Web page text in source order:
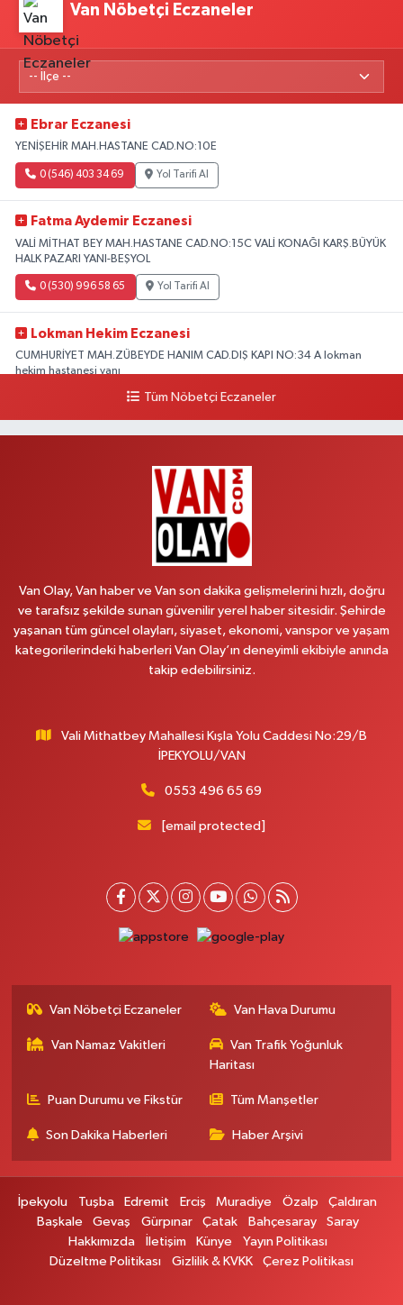
Van Nöbetçi Eczaneler
Ebrar Eczanesi
YENİŞEHİR MAH.HASTANE CAD.NO:10E
0 (546) 403 34 69 Yol Tarifi Al
Fatma Aydemir Eczanesi
VALİ MİTHAT BEY MAH.HASTANE CAD.NO:15C VALİ KONAĞI KARŞ.BÜYÜK
HALK PAZARI YANI-BEŞYOL
0 (530) 996 58 65 Yol Tarifi Al
Lokman Hekim Eczanesi
CUMHURİYET MAH.ZÜBEYDE HANIM CAD.DIŞ KAPI NO:34 A lokman
hekim hastanesi yanı
Yol Tarifi Al
Vanyolu Caddesi Yeni Diş Hastanesi Yanı NO:102F
Yol Tarifi Al
CUMHURİYET MAH.KONAK SK.NO:6
0 (530) 442 24 65 Yol Tarifi Al
Yiğit Eczanesi
SERHAT MAHALLESİ CUMHURİYET BULVARI VAN AVM YANI NO:137
ECIVILCOCUKMAGAZASIKARSISI
0 (542) 384 45 20 Yol Tarifi Al
HALK EĞİTİM MERKEZİ KARŞ.NO:1C
0 (537) 031 18 82 Yol Tarifi Al
0 (432) 412 23 33 Yol Tarifi Al
ŞEHİT JANDARMA BİNBAŞI CESUR MAH. VALİ MÜNİR KARALOĞLU
CADDESİ NO:18
Yol Tarifi Al
Tüm Nöbetçi Eczaneler
Van Olay, Van haber ve Van son dakika gelişmelerini hızlı, doğru
ve tarafsız şekilde sunan güvenilir yerel haber sitesidir. Şehirde
yaşanan tüm güncel olayları, siyaset, ekonomi, vanspor ve yaşam
kategorilerindeki haberleri Van Olay’ın deneyimli ekibiyle anında
takip edebilirsiniz.
Vali Mithatbey Mahallesi Kışla Yolu Caddesi No:29/B
İPEKYOLU/VAN
0553 496 65 69
[email protected]
Van Nöbetçi Eczaneler Van Hava Durumu
Van Namaz Vakitleri
Van Trafik Yoğunluk
Haritası
Puan Durumu ve Fikstür Tüm Manşetler
Son Dakika Haberleri Haber Arşivi
İpekyolu Tuşba Edremit Erciş Muradiye Özalp
Çaldıran
Başkale
Gevaş Gürpınar Çatak Bahçesaray
Saray
Hakkımızda
İletişim Künye
Yayın Politikası
Düzeltme Politikası
Gizlilik & KVKK Çerez Politikası